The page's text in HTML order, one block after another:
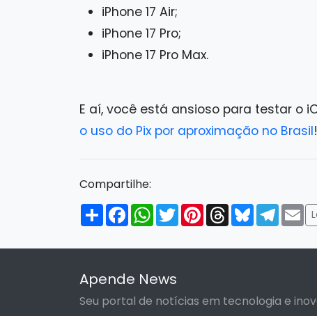
iPhone 17 Air;
iPhone 17 Pro;
iPhone 17 Pro Max.
E aí, você está ansioso para testar o
o uso do Pix por aproximação no Brasil!
Compartilhe:
Compartilhar
FacebookWhatsApp
TwitterPinterestThreadsBluesky
Apende News
Seu portal de notícias em tecnologia e